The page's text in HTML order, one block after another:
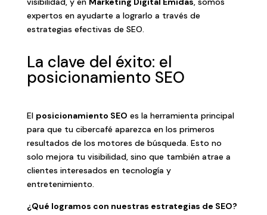
expertos en ayudarte a lograrlo a través de
estrategias efectivas de SEO.
La clave del éxito: el
posicionamiento SEO
El posicionamiento SEO es la herramienta principal
para que tu cibercafé aparezca en los primeros
resultados de los motores de búsqueda. Esto no
solo mejora tu visibilidad, sino que también atrae a
clientes interesados en tecnología y
entretenimiento.
¿Qué logramos con nuestras estrategias de SEO?